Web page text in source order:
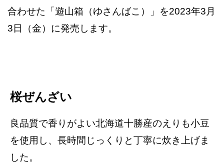
合わせた「遊山箱（ゆさんばこ）」を2023年3月
3日（金）に発売します。
桜ぜんざい
良品質で香りがよい北海道十勝産のえりも小豆
を使用し、長時間じっくりと丁寧に炊き上げま
した。